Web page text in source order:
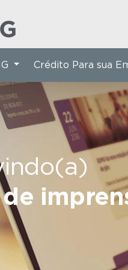
Crédito Para sua